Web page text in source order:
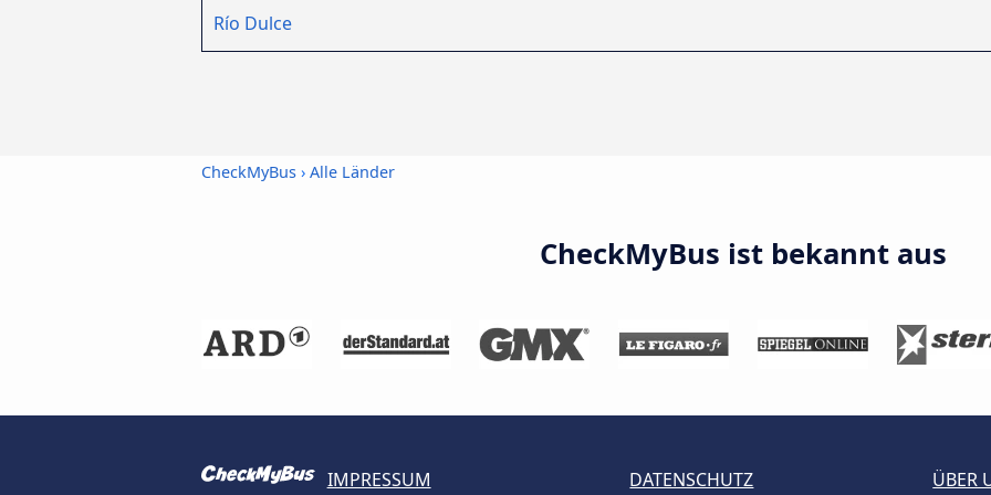
Río Dulce
CheckMyBus › Alle Länder
CheckMyBus ist bekannt aus
IMPRESSUM DATENSCHUTZ ÜBER